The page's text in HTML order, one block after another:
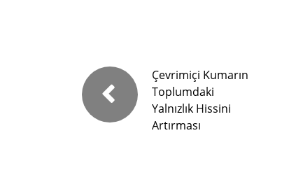
Çevrimiçi Kumarın
Toplumdaki
Yalnızlık Hissini
Artırması